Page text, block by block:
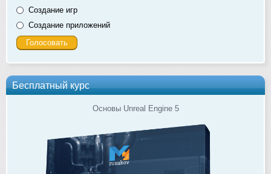
Создание игр
Создание приложений
Бесплатный курс
Основы Unreal Engine 5